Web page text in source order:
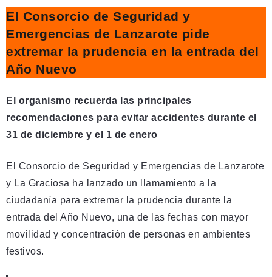
El Consorcio de Seguridad y
Emergencias de Lanzarote pide
extremar la prudencia en la entrada del
Año Nuevo
El organismo recuerda las principales
recomendaciones para evitar accidentes durante el
31 de diciembre y el 1 de enero
El Consorcio de Seguridad y Emergencias de Lanzarote
y La Graciosa ha lanzado un llamamiento a la
ciudadanía para extremar la prudencia durante la
entrada del Año Nuevo, una de las fechas con mayor
movilidad y concentración de personas en ambientes
festivos.